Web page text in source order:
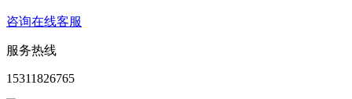
咨询在线客服
服务热线
15311826765